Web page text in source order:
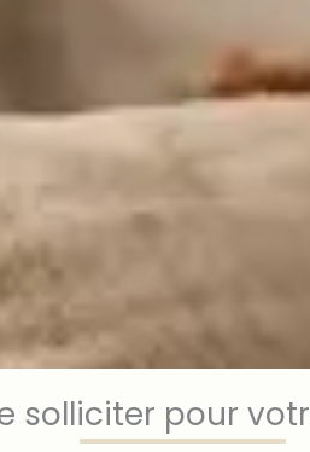
solliciter pour